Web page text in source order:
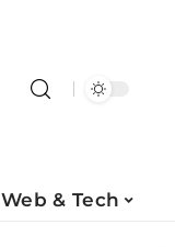
Web & Tech